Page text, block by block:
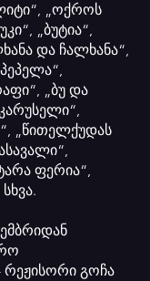
„ოქროს
„ბუტია“,
და ჩალხანა“,
„ბუ და
„წითელქუდას
ფერია“,
რეჟისორი გოჩა